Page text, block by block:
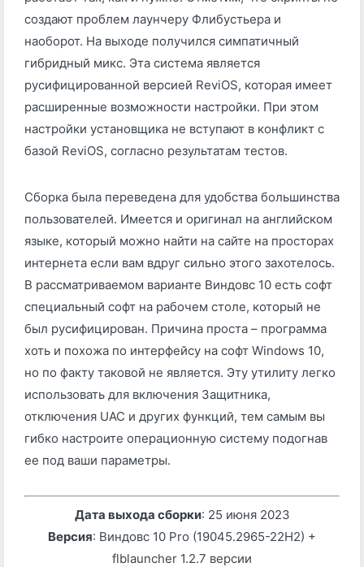
создают проблем лаунчеру Флибустьера и
наоборот. На выходе получился симпатичный
гибридный микс. Эта система является
русифицированной версией ReviOS, которая имеет
расширенные возможности настройки. При этом
настройки установщика не вступают в конфликт с
базой ReviOS, согласно результатам тестов.
Сборка была переведена для удобства большинства
пользователей. Имеется и оригинал на английском
языке, который можно найти на сайте на просторах
интернета если вам вдруг сильно этого захотелось.
В рассматриваемом варианте Виндовс 10 есть софт
специальный софт на рабочем столе, который не
был русифицирован. Причина проста – программа
хоть и похожа по интерфейсу на софт Windows 10,
но по факту таковой не является. Эту утилиту легко
использовать для включения Защитника,
отключения UAC и других функций, тем самым вы
гибко настроите операционную систему подогнав
ее под ваши параметры.
Дата выхода сборки: 25 июня 2023
Версия: Виндовс 10 Pro (19045.2965-22H2) +
flblauncher 1.2.7 версии